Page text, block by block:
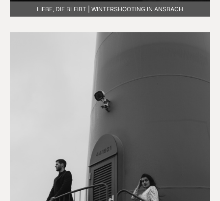
LIEBE, DIE BLEIBT | WINTERSHOOTING IN ANSBACH